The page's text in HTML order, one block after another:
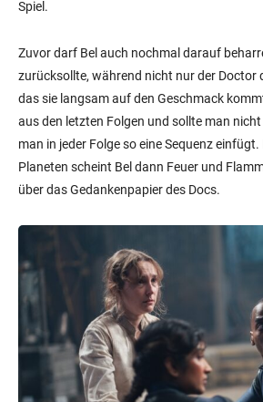
Spiel.
Zuvor darf Bel auch nochmal darauf
zurücksollte, während nicht nur der Doctor
das sie langsam auf den Geschmack
aus den letzten Folgen und sollte man
man in jeder Folge so eine Sequenz
Planeten scheint Bel dann Feuer und
über das Gedankenpapier des Docs.